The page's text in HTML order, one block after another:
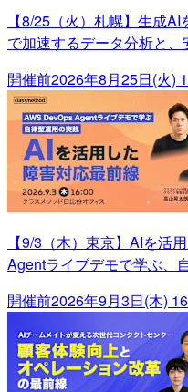
【8/25（火）札幌】生成
で加速するデータ分析と
開催前2026年8月25日(火)
【9/3（木）東京】AIを活
Agentライブデモで学ぶ、
開催前2026年9月3日(木)